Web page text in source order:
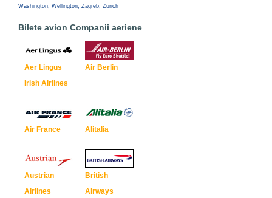
Washington, Wellington, Zagreb, Zurich
Bilete avion Companii aeriene
Aer Lingus
Irish Airlines
Air Berlin
Air France Alitalia
Austrian
Airlines
British
Airways